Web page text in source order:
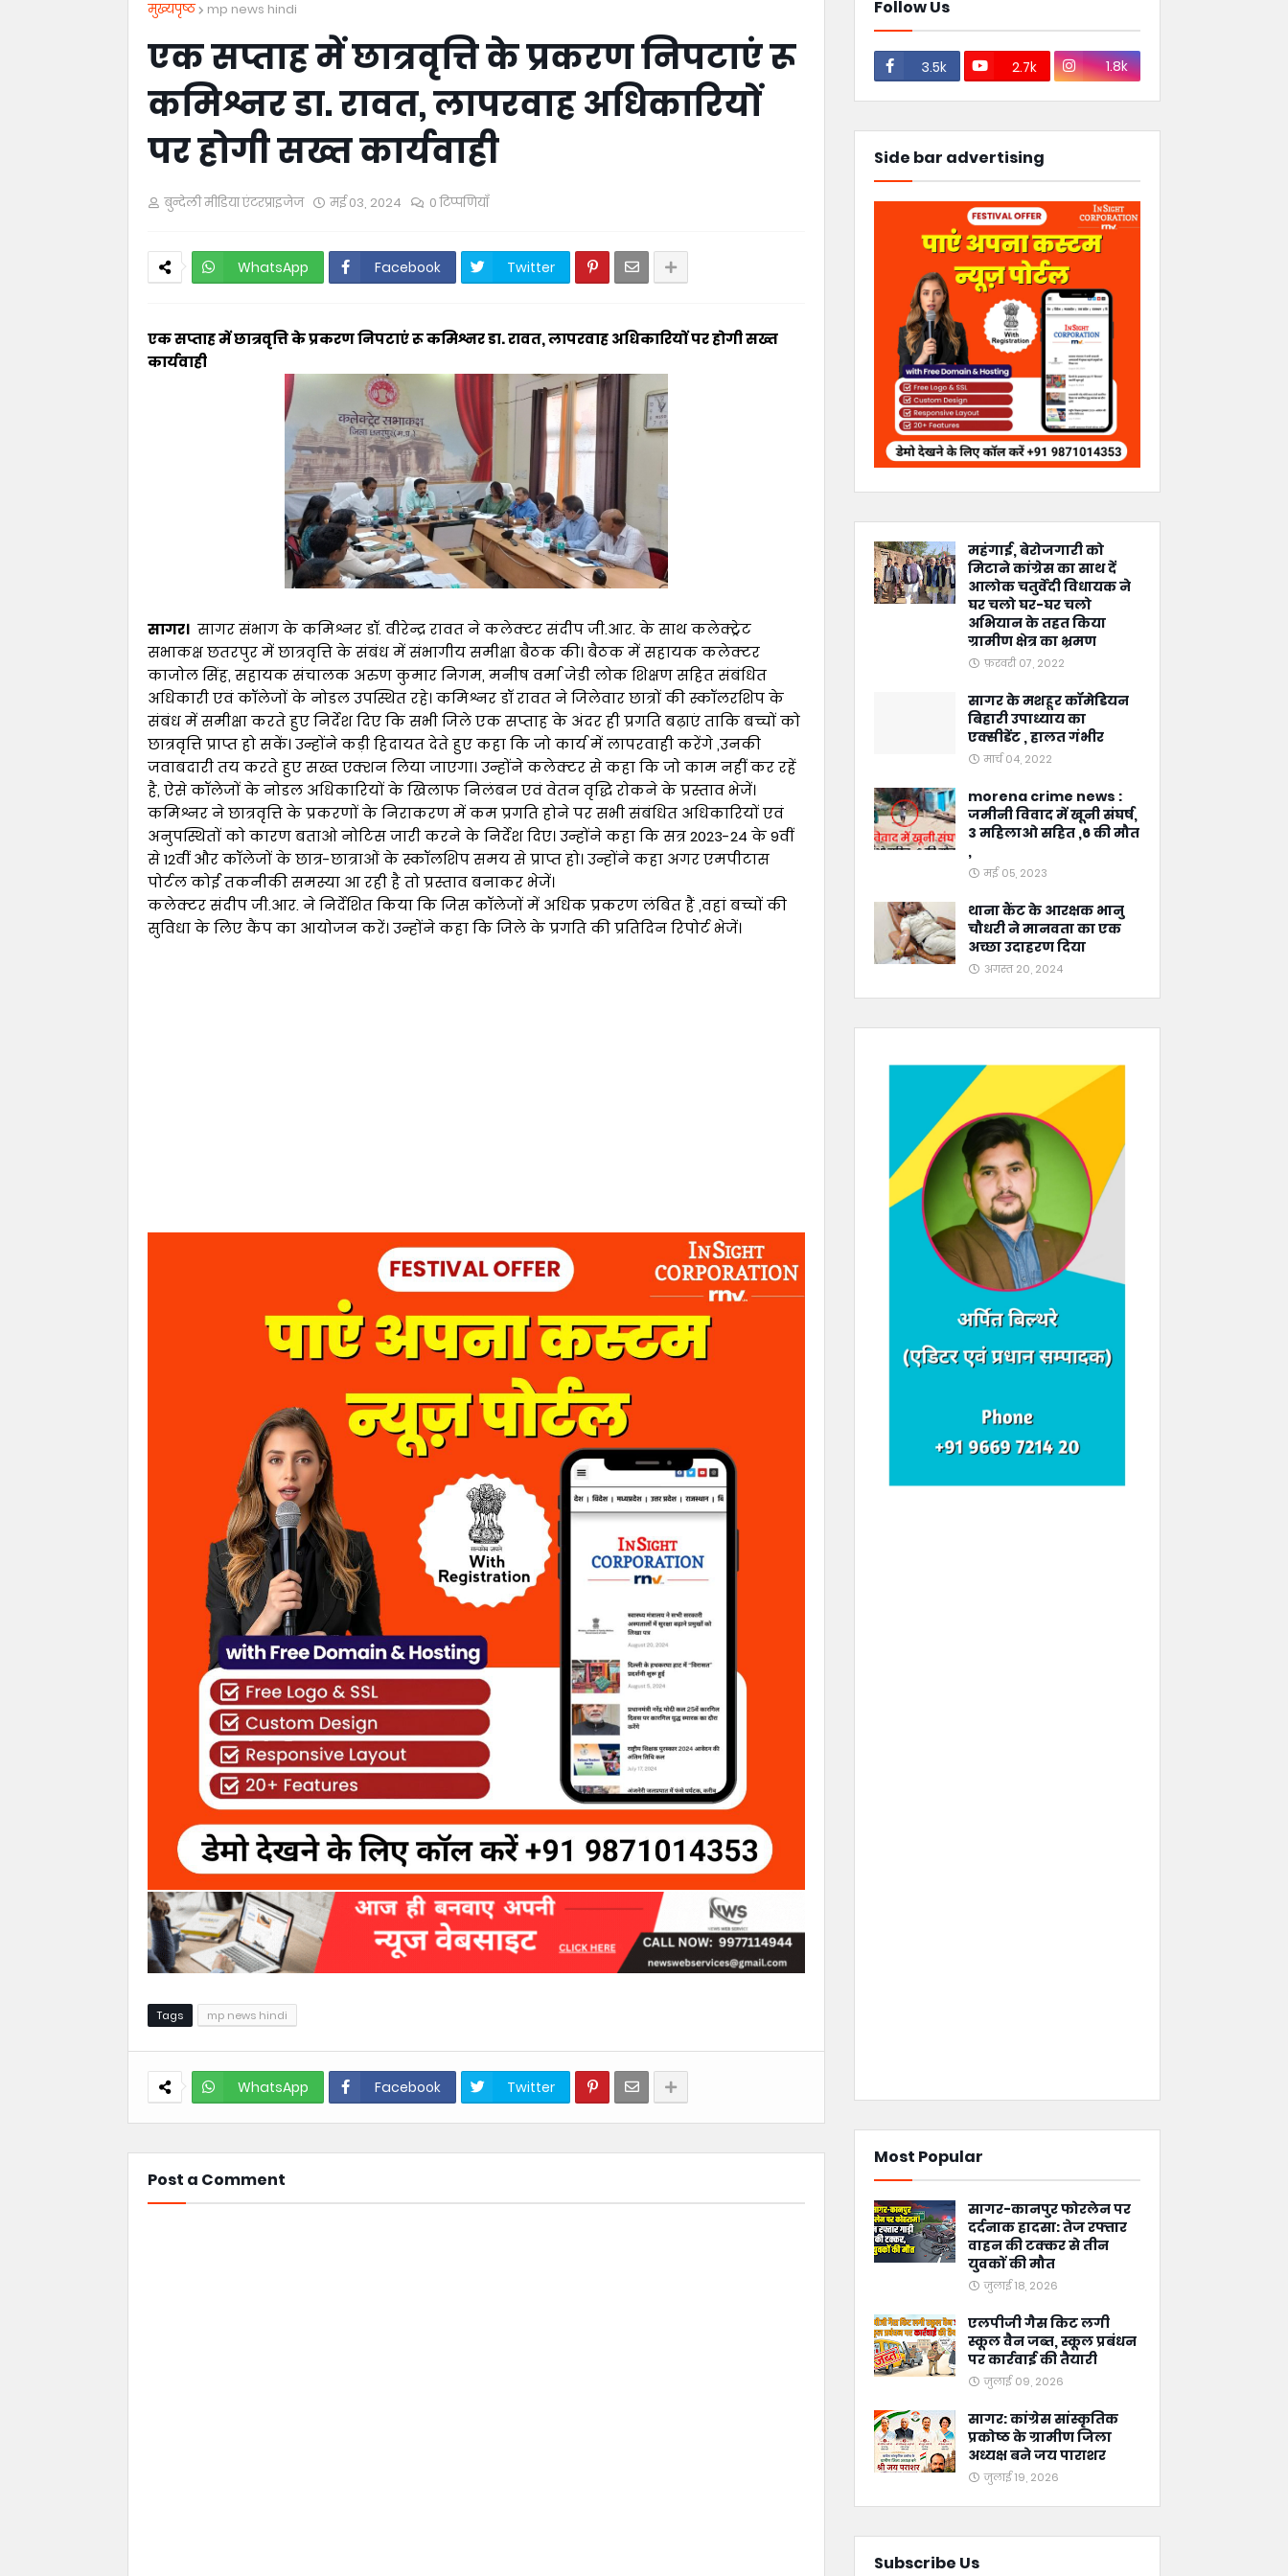
मुख्यपृष्ठ mp news hindi
एक सप्ताह में छात्रवृत्ति के प्रकरण निपटाएं रू
कमिश्नर डा. रावत, लापरवाह अधिकारियों
पर होगी सख्त कार्यवाही
बुन्देली मीडिया एंटरप्राइजेज मई 03, 2024 0 टिप्पणियाँ
WhatsApp Facebook Twitter
एक सप्ताह में छात्रवृत्ति के प्रकरण निपटाएं रू कमिश्नर डा. रावत, लापरवाह अधिकारियों पर होगी सख्त
कार्यवाही
सागर। सागर संभाग के कमिश्नर डॉ. वीरेन्द्र रावत ने कलेक्टर संदीप जी.आर. के साथ कलेक्ट्रेट
सभाकक्ष छतरपुर में छात्रवृत्ति के संबंध में संभागीय समीक्षा बैठक की। बैठक में सहायक कलेक्टर
काजोल सिंह, सहायक संचालक अरुण कुमार निगम, मनीष वर्मा जेडी लोक शिक्षण सहित संबंधित
अधिकारी एवं कॉलेजों के नोडल उपस्थित रहे। कमिश्नर डॉ रावत ने जिलेवार छात्रों की स्कॉलरशिप के
संबंध में समीक्षा करते हुए निर्देश दिए कि सभी जिले एक सप्ताह के अंदर ही प्रगति बढ़ाएं ताकि बच्चों को
छात्रवृत्ति प्राप्त हो सकें। उन्होंने कड़ी हिदायत देते हुए कहा कि जो कार्य में लापरवाही करेंगे ,उनकी
जवाबदारी तय करते हुए सख्त एक्शन लिया जाएगा। उन्होंने कलेक्टर से कहा कि जो काम नहीं कर रहें
है, ऐसे कॉलेजों के नोडल अधिकारियों के खिलाफ निलंबन एवं वेतन वृद्धि रोकने के प्रस्ताव भेजें।
कमिश्नर ने छात्रवृत्ति के प्रकरणों के निराकरण में कम प्रगति होने पर सभी संबंधित अधिकारियों एवं
अनुपस्थितों को कारण बताओ नोटिस जारी करने के निर्देश दिए। उन्होंने कहा कि सत्र 2023-24 के 9वीं
से 12वीं और कॉलेजों के छात्र-छात्राओं के स्कॉलशिप समय से प्राप्त हो। उन्होंने कहा अगर एमपीटास
पोर्टल कोई तकनीकी समस्या आ रही है तो प्रस्ताव बनाकर भेजें।
कलेक्टर संदीप जी.आर. ने निर्देशित किया कि जिस कॉलेजों में अधिक प्रकरण लंबित हैं ,वहां बच्चों की
सुविधा के लिए कैंप का आयोजन करें। उन्होंने कहा कि जिले के प्रगति की प्रतिदिन रिपोर्ट भेजें।
Tags mp news hindi
WhatsApp Facebook Twitter
Post a Comment
Follow Us
3.5k 2.7k 1.8k
Side bar advertising
महंगाई, बेरोजगारी को
मिटाने कांग्रेस का साथ दें
आलोक चतुर्वेदी विधायक ने
घर चलो घर-घर चलो
अभियान के तहत किया
ग्रामीण क्षेत्र का भ्रमण
फ़रवरी 07, 2022
सागर के मशहूर कॉमेडियन
बिहारी उपाध्याय का
एक्सीडेंट , हालत गंभीर
मार्च 04, 2022
morena crime news :
जमीनी विवाद में खूनी संघर्ष,
3 महिलाओ सहित ,6 की मौत
,
मई 05, 2023
थाना कैंट के आरक्षक भानु
चौधरी ने मानवता का एक
अच्छा उदाहरण दिया
अगस्त 20, 2024
Most Popular
सागर-कानपुर फोरलेन पर
दर्दनाक हादसा: तेज रफ्तार
वाहन की टक्कर से तीन
युवकों की मौत
जुलाई 18, 2026
एलपीजी गैस किट लगी
स्कूल वैन जब्त, स्कूल प्रबंधन
पर कार्रवाई की तैयारी
जुलाई 09, 2026
सागर: कांग्रेस सांस्कृतिक
प्रकोष्ठ के ग्रामीण जिला
अध्यक्ष बने जय पाराशर
जुलाई 19, 2026
Subscribe Us